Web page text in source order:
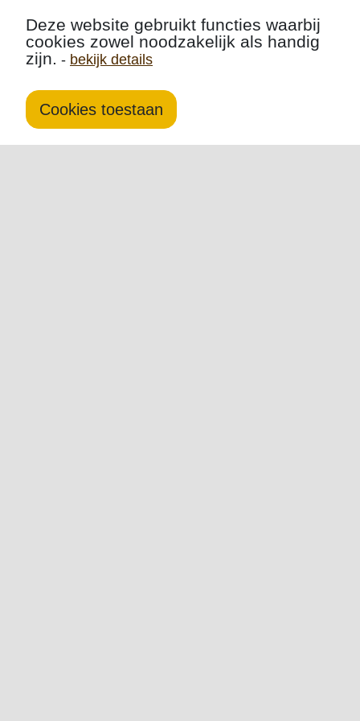
Deze website gebruikt functies waarbij
cookies zowel noodzakelijk als handig
zijn. - bekijk details
Cookies toestaan